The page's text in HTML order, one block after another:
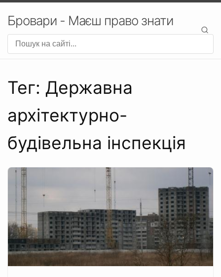
Бровари - Маєш право знати
Тег: Державна
архітектурно-
будівельна інспекція